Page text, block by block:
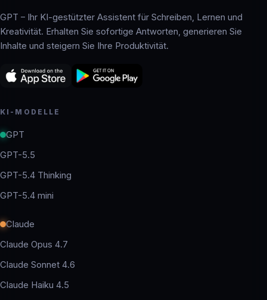
GPT – Ihr KI-gestützter Assistent für Schreiben, Lernen und
Kreativität. Erhalten Sie sofortige Antworten, generieren Sie
Inhalte und steigern Sie Ihre Produktivität.
KI-MODELLE
GPT
GPT-5.5
GPT-5.4 Thinking
GPT-5.4 mini
Claude
Claude Opus 4.7
Claude Sonnet 4.6
Claude Haiku 4.5